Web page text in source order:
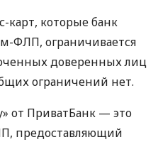
карт, которые банк
ФЛП, ограничивается
доверенных лиц
ограничений нет.
от ПриватБанк — это
предоставляющий